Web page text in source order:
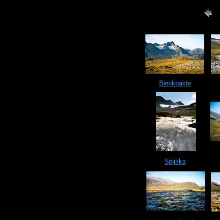
Bierikbakte
Spijkka